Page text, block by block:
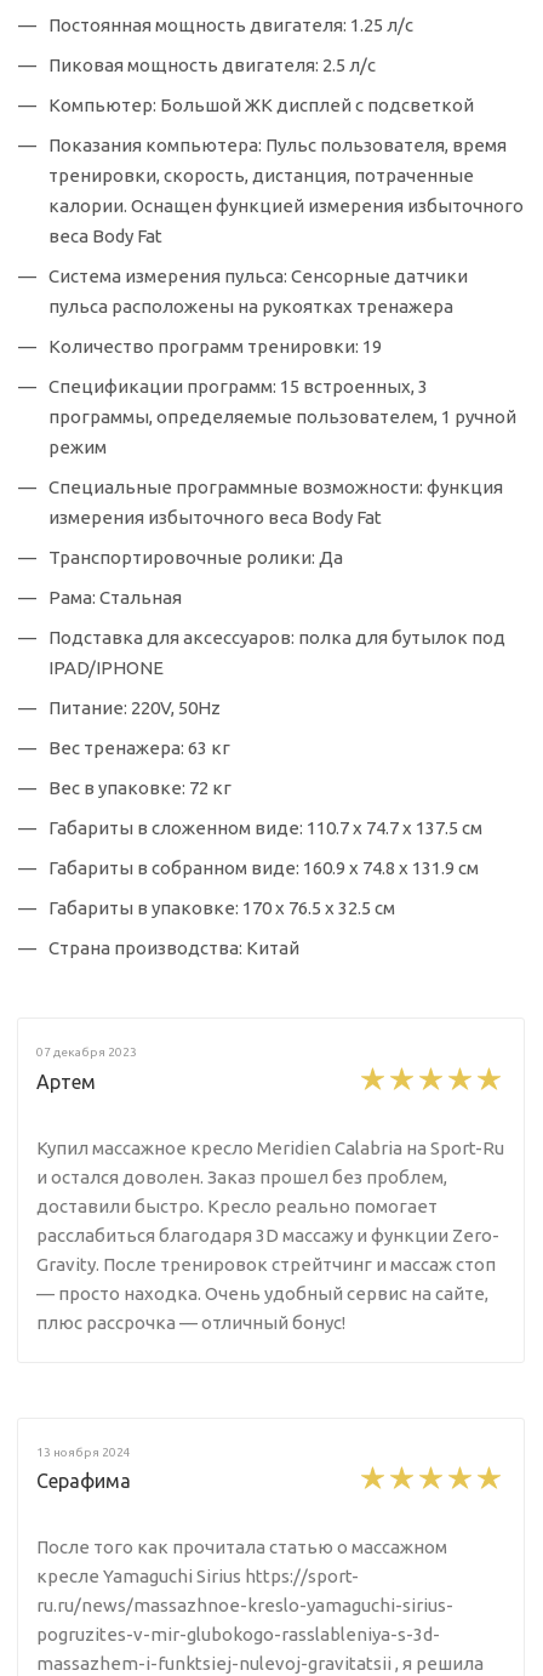
Постоянная мощность двигателя: 1.25 л/с
Пиковая мощность двигателя: 2.5 л/с
Компьютер: Большой ЖК дисплей с подсветкой
Показания компьютера: Пульс пользователя, время
тренировки, скорость, дистанция, потраченные
калории. Оснащен функцией измерения избыточного
веса Body Fat
Система измерения пульса: Сенсорные датчики
пульса расположены на рукоятках тренажера
Количество программ тренировки: 19
Спецификации программ: 15 встроенных, 3
программы, определяемые пользователем, 1 ручной
режим
Специальные программные возможности: функция
измерения избыточного веса Body Fat
Транспортировочные ролики: Да
Рама: Стальная
Подставка для аксессуаров: полка для бутылок под
IPAD/IPHONE
Питание: 220V, 50Hz
Вес тренажера: 63 кг
Вес в упаковке: 72 кг
Габариты в сложенном виде: 110.7 х 74.7 х 137.5 см
Габариты в собранном виде: 160.9 х 74.8 х 131.9 см
Габариты в упаковке: 170 х 76.5 х 32.5 см
Страна производства: Китай
07 декабря 2023
Артем
Купил массажное кресло Meridien Calabria на Sport-Ru
и остался доволен. Заказ прошел без проблем,
доставили быстро. Кресло реально помогает
расслабиться благодаря 3D массажу и функции Zero-
Gravity. После тренировок стрейтчинг и массаж стоп
— просто находка. Очень удобный сервис на сайте,
плюс рассрочка — отличный бонус!
13 ноября 2024
Серафима
После того как прочитала статью о массажном
кресле Yamaguchi Sirius https://sport-
ru.ru/news/massazhnoe-kreslo-yamaguchi-sirius-
pogruzites-v-mir-glubokogo-rasslableniya-s-3d-
massazhem-i-funktsiej-nulevoj-gravitatsii , я решила